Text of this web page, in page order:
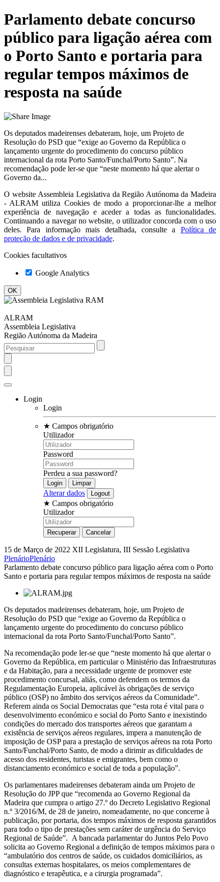
Parlamento debate concurso
público para ligação aérea com
o Porto Santo e portaria para
regular tempos máximos de
resposta na saúde
Os deputados madeirenses debateram, hoje, um Projeto de
Resolução do PSD que “exige ao Governo da República o
lançamento urgente do procedimento do concurso público
internacional da rota Porto Santo/Funchal/Porto Santo”. Na
recomendação pode ler-se que “neste momento há que alertar o
Governo da...
O website Assembleia Legislativa da Região Autónoma da Madeira
- ALRAM utiliza Cookies de modo a proporcionar-lhe a melhor
experiência de navegação e aceder a todas as funcionalidades.
Continuando a navegar no website, o utilizador concorda com o uso
deles. Para informação mais detalhada, consulte a
Política de
proteção de dados e de privacidade.
Cookies facultativos
Google Analytics
ALRAM
Assembleia Legislativa
Região Autónoma da Madeira
Login
Login
★ Campos obrigatório
Utilizador
Password
Perdeu a sua password?
Alterar dados
★ Campos obrigatório
Utilizador
15 de Março de 2022 XII Legislatura, III Sessão Legislativa
PlenárioPlenário
Parlamento debate concurso público para ligação aérea com o Porto
Santo e portaria para regular tempos máximos de resposta na saúde
Os deputados madeirenses debateram, hoje, um Projeto de
Resolução do PSD que “exige ao Governo da República o
lançamento urgente do procedimento do concurso público
internacional da rota Porto Santo/Funchal/Porto Santo”.
Na recomendação pode ler-se que “neste momento há que alertar o
Governo da República, em particular o Ministério das Infraestruturas
e da Habitação, para a necessidade urgente de promover este
procedimento concursal, aliás, como defendem os termos da
Regulamentação Europeia, aplicável às obrigações de serviço
público (OSP) no âmbito dos serviços aéreos da Comunidade”.
Referem ainda os Social Democratas que “esta rota é vital para o
desenvolvimento económico e social do Porto Santo e inexistindo
condições do mercado dos transportes aéreos que garantam a
existência de serviços aéreos regulares, impera a manutenção de
imposição de OSP para a prestação de serviços aéreos na rota Porto
Santo/Funchal/Porto Santo, de modo a dirimir as dificuldades de
acesso dos residentes, turistas e emigrantes, bem como o
distanciamento económico e social de toda a população”.
Os parlamentares madeirenses debateram ainda um Projeto de
Resolução do JPP que “recomenda ao Governo Regional da
Madeira que cumpra o artigo 27.º do Decreto Legislativo Regional
n.º 3/2016/M, de 28 de janeiro, nomeadamente, no que concerne à
publicação, por portaria, dos tempos máximos de resposta garantidos
para todo o tipo de prestações sem caráter de urgência do Serviço
Regional de Saúde”. A bancada parlamentar do Juntos Pelo Povo
solicita ao Governo Regional a definição de tempos máximos para o
“ambulatório dos centros de saúde, os cuidados domiciliários, as
consultas externas hospitalares, os meios complementares de
diagnóstico e terapêutica, e a cirurgia programada”.